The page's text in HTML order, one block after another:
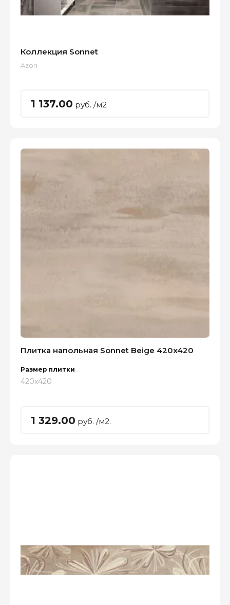
Коллекция Sonnet
Azori
1 137.00 руб. /м2
Плитка напольная Sonnet Beige 420x420
Размер плитки
420x420
1 329.00 руб. /м2.